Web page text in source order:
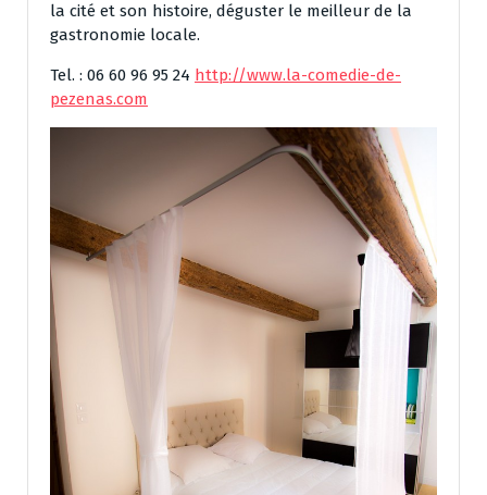
la cité et son histoire, déguster le meilleur de la
gastronomie locale.
Tel. : 06 60 96 95 24 http://www.la-comedie-de-
pezenas.com